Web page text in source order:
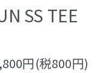
SS TEE
円(税800円)